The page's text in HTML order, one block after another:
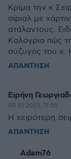
Κρίμα την κ
σίριαλ με
ατάλαντους.
Καλόγρια πώς
σύζυγός του κ.
ΑΠΑΝΤΗΣΗ
Ειρήνη
08.07.2023, 11:05
Η χειρότερη
ΑΠΑΝΤΗΣΗ
Adam76